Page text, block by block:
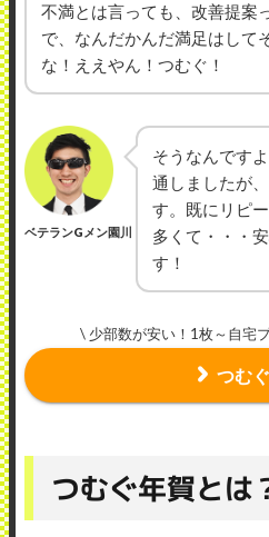
不満とは言っても、改善提案
で、なんだかんだ満足はして
な！ええやん！つむぐ！
ベテランGメン園川
そうなんです
通しましたが
す。既にリピ
多くて・・・
す！
\ 少部数が安い！1枚～自宅
つむ
つむぐ年賀とは